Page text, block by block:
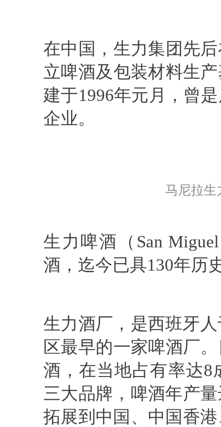
在中国，生力集团先
立啤酒及包装材料生
建于1996年元月，曾
企业。
马尼拉生
生力啤酒（San
酒，迄今已具130年历
生力酒厂，是西班牙
区最早的一家啤酒厂
酒，在当地占有率达8
三大品牌，啤酒年产
拓展到中国、中国香